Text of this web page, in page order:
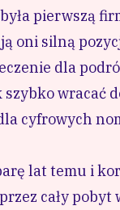
pierwszą
oni silną
dla
wracać
cyfrowych
lat temu i
cały pobyt